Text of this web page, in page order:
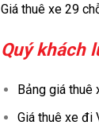
Giá thuê xe 29
Quý khách
Bảng giá thuê
Giá thuê xe đi